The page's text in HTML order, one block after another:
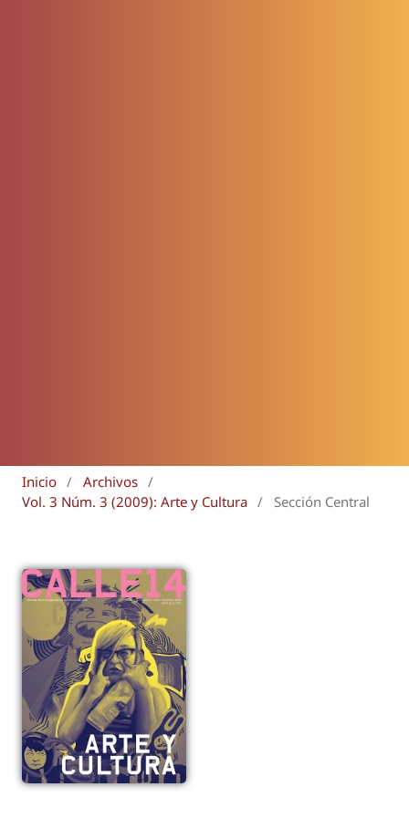
Inicio / Archivos /
Vol. 3 Núm. 3 (2009): Arte y Cultura / Sección Central